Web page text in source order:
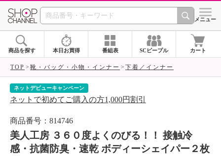
SHOP CHANNEL シメニュー
商品を探す 本日お買得 番組表 SCピープル カート
TOP 靴・バッグ・小物・インナー 下着／インナー
ネットデビューキャンペーン
ネットで初めてご購入の方1,000円割引
商品番号：814746
美人工房 ３６０度よくのびる！！ 接触冷
感・抗菌防臭・速乾 ボディーシェイパー２枚